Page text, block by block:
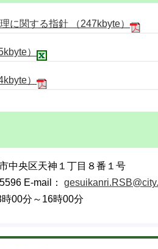
に関する指針 （247kbyte）
）
）
中央区天神１丁目８番１号
E-mail：
00分～16時00分